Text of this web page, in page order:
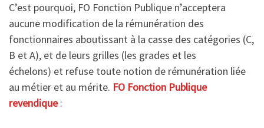
C’est pourquoi, FO Fonction Publique n’acceptera
aucune modification de la rémunération des
fonctionnaires aboutissant à la casse des catégories (C,
B et A), et de leurs grilles (les grades et les
échelons) et refuse toute notion de rémunération liée
au métier et au mérite. FO Fonction Publique
revendique: